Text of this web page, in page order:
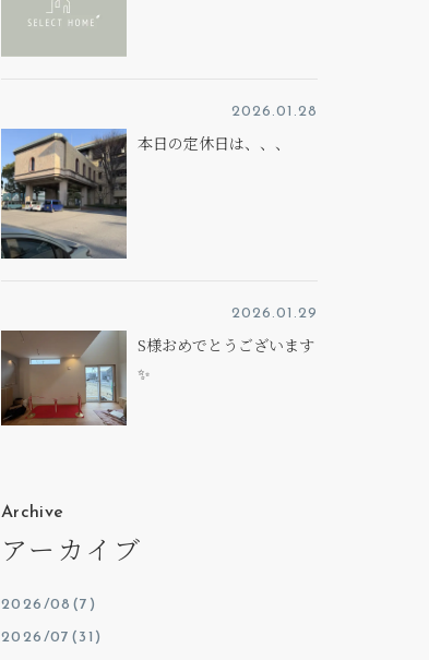
2026.01.28
本日の定休日は、、、
2026.01.29
S様おめでとうございます
✨
Archive
アーカイブ
2026/08(7)
2026/07(31)